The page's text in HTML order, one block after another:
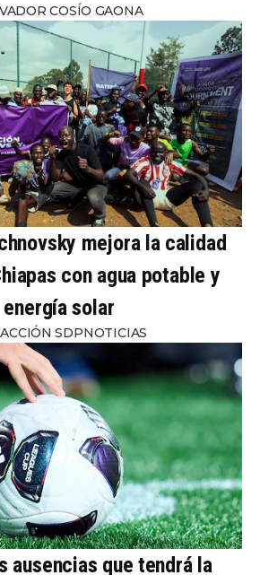
COSÍO GAONA
mejora la calidad
con agua potable y
energía solar
SDPNOTICIAS
ausencias que tendrá la